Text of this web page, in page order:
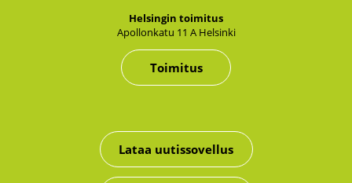
Hel­sin­gin toi­mi­tus
Apol­lon­ka­tu 11 A Hel­sin­ki
Toimitus
Lataa uutissovellus